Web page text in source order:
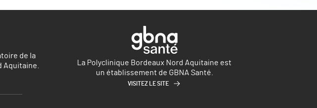
de la
Aquitaine.
La Polyclinique Bordeaux Nord Aquitaine est
un établissement de GBNA Santé.
VISITEZ LE SITE